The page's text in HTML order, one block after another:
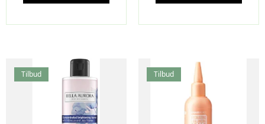
Tilbud Tilbud